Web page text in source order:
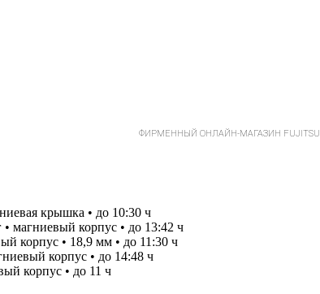
ФИРМЕННЫЙ ОНЛАЙН-МАГАЗИН FUJITSU
крышка • до 10:30 ч
• магниевый корпус • до 13:42 ч
корпус • 18,9 мм • до 11:30 ч
корпус • до 14:48 ч
корпус • до 11 ч